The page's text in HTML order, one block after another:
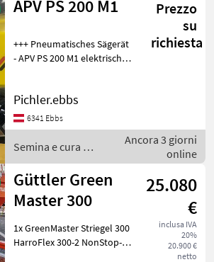
Güttler
APV PS 200 M1
Prezzo
su
richiesta
+++ Pneumatisches Sägerät
- APV PS 200 M1 elektrisches
Kontraplatte, Abdrehsack,
Saatgutwaage + 8 Stk
Prallbleche, 4
Pichler.ebbs
6341 Ebbs
Semina e cura /
APV
Ancora 3 giorni
online
Güttler Green
Master 300
25.080
€
inclusa IVA
20%
20.900 €
netto
1x GreenMaster Striegel 300
HarroFlex 300-2 NonStop-